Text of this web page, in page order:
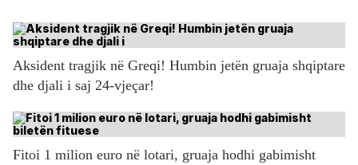
Aksident tragjik në Greqi! Humbin jetën gruaja shqiptare
dhe djali i saj 24-vjeçar!
Fitoi 1 milion euro në lotari, gruaja hodhi gabimisht